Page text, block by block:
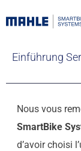
Einführung
Nous vous
SmartBike
d’avoir choisi